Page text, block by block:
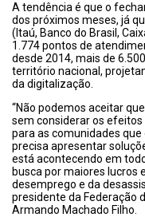
A tendência é que o
dos próximos meses, já
(Itaú, Banco do Brasil,
1.774 pontos de
desde 2014, mais de
território nacional,
da digitalização.
“Não podemos aceitar
sem considerar os
para as comunidades
precisa apresentar
está acontecendo em
busca por maiores lucros
desemprego e da
presidente da Federação
Armando Machado Filho.